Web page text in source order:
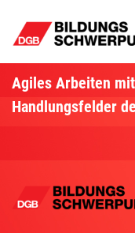
Agiles Arbeiten
Handlungsfelder